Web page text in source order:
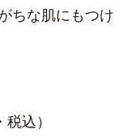
ちな肌にもつけ
込）